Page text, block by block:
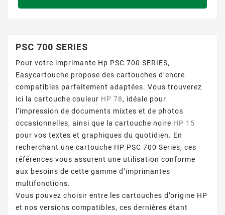
PSC 700 SERIES
Pour votre imprimante Hp PSC 700 SERIES,
Easycartouche propose des cartouches d’encre
compatibles parfaitement adaptées. Vous trouverez
ici la cartouche couleur HP 78, idéale pour
l’impression de documents mixtes et de photos
occasionnelles, ainsi que la cartouche noire HP 15
pour vos textes et graphiques du quotidien. En
recherchant une cartouche HP PSC 700 Series, ces
références vous assurent une utilisation conforme
aux besoins de cette gamme d’imprimantes
multifonctions.
Vous pouvez choisir entre les cartouches d’origine HP
et nos versions compatibles, ces dernières étant